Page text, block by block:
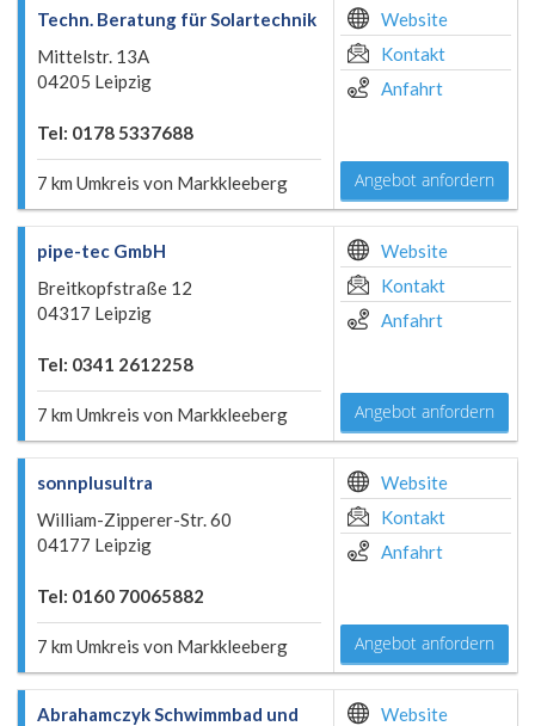
Techn. Beratung für Solartechnik
Mittelstr. 13A
04205 Leipzig
Tel: 0178 5337688
7 km Umkreis von Markkleeberg
Website
Kontakt
Anfahrt
Angebot anfordern
pipe-tec GmbH
Breitkopfstraße 12
04317 Leipzig
Tel: 0341 2612258
7 km Umkreis von Markkleeberg
Website
Kontakt
Anfahrt
Angebot anfordern
sonnplusultra
William-Zipperer-Str. 60
04177 Leipzig
Tel: 0160 70065882
7 km Umkreis von Markkleeberg
Website
Kontakt
Anfahrt
Angebot anfordern
Abrahamczyk Schwimmbad und
Website